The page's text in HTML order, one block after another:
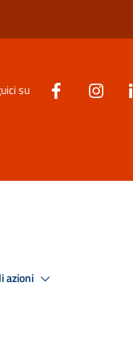
su
azioni